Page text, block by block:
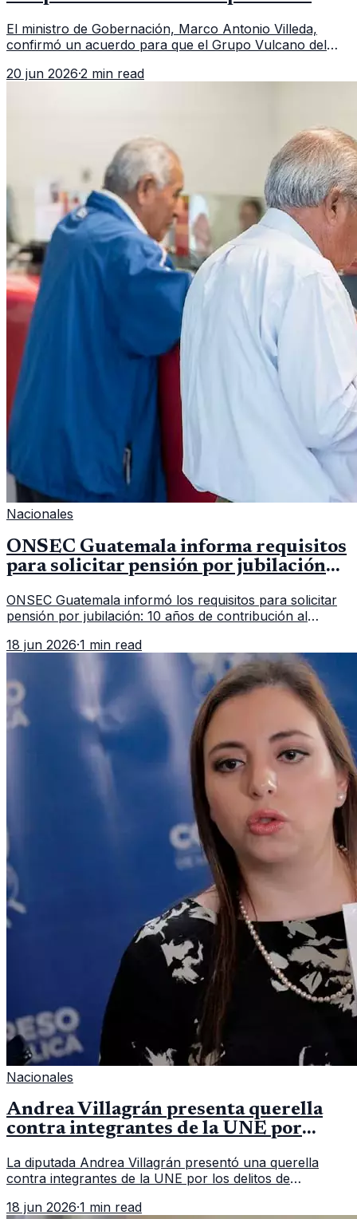
El ministro de Gobernación, Marco Antonio Villeda,
confirmó un acuerdo para que el Grupo Vulcano del
fallido con la administración anterior del Ministerio
20 jun 2026·2 min read
Nacionales
ONSEC Guatemala informa requisitos
para solicitar pensión por jubilación
ONSEC Guatemala informó los requisitos para solicitar
pensión por jubilación: 10 años de contribución al
importar edad.
18 jun 2026·1 min read
Nacionales
Andrea Villagrán presenta querella
contra integrantes de la UNE por
La diputada Andrea Villagrán presentó una querella
contra integrantes de la UNE por los delitos de
18 jun 2026·1 min read